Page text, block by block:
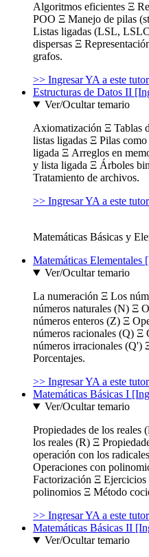
Algoritmos eficientes Ξ
POO Ξ Manejo de pilas
Listas ligadas (LSL,
dispersas Ξ
grafos.
>> Ingresar YA a este
Estructuras de Datos II
Ver/Ocultar temario
Axiomatización Ξ Tablas
listas ligadas Ξ Pilas
ligada Ξ Arreglos en
y lista ligada Ξ Árboles
Tratamiento de archivos.
>> Ingresar YA a este
Matemáticas Básicas y
Matemáticas Elementales
Ver/Ocultar temario
La numeración Ξ Los
números naturales (N) Ξ
números enteros (Z) Ξ
números racionales (Q) Ξ
números irracionales (Q')
Porcentajes.
>> Ingresar YA a este
Matemáticas Básicas I
Ver/Ocultar temario
Propiedades de los
los reales (R) Ξ
operación con los
Operaciones con
Factorización Ξ
polinomios Ξ Método
>> Ingresar YA a este
Matemáticas Básicas II
Ver/Ocultar temario